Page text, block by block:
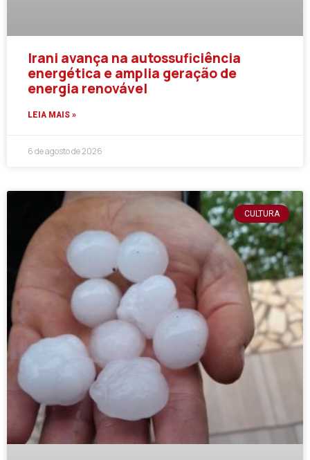
Irani avança na autossuficiência
energética e amplia geração de
energia renovável
LEIA MAIS »
6 de agosto de 2026
CULTURA